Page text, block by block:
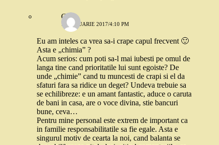
C
18 IANUARIE 2017/4:10 PM
Eu am inteles ca vrea sa-i crape capul frecvent 🙂
Asta e „chimia” ?
Acum serios: cum poti sa-l mai iubesti pe omul de
langa tine cand prioritatile lui sunt egoiste? De
unde „chimie” cand tu muncesti de crapi si el da
sfaturi fara sa ridice un deget? Undeva trebuie sa
se echilibreze: e un amant fantastic, aduce o caruta
de bani in casa, are o voce divina, stie bancuri
bune, ceva…
Pentru mine personal este extrem de important ca
in familie responsabilitatile sa fie egale. Asta e
singurul motiv de cearta la noi, cand balanta se